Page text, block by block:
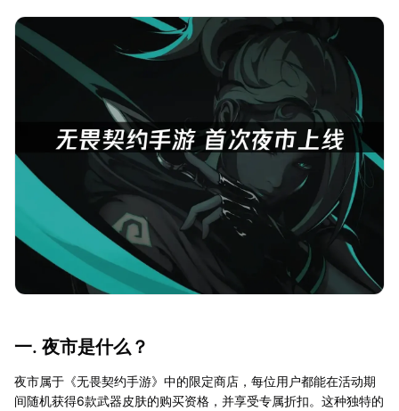
一. 夜市是什么？
夜市属于《无畏契约手游》中的限定商店，每位用户都能在活动期
间随机获得6款武器皮肤的购买资格，并享受专属折扣。这种独特的